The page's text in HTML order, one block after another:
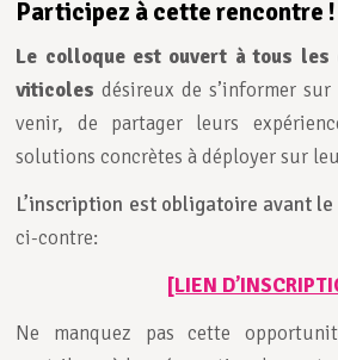
Participez à cette rencontre !
Le colloque est ouvert à tous
viticoles désireux de s’informer
venir, de partager leurs
solutions concrètes à déployer sur
L’inscription est obligatoire avant
ci-contre:
[LIEN
Ne manquez pas cette